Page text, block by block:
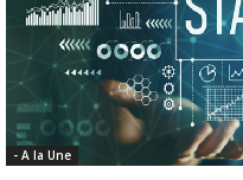
- A la Une